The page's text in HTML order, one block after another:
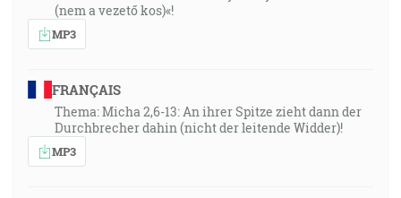
(nem a vezető kos)«!
MP3
FRANÇAIS
Thema: Micha 2,6-13: An ihrer Spitze zieht dann der
Durchbrecher dahin (nicht der leitende Widder)!
MP3